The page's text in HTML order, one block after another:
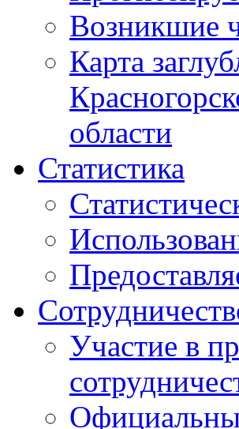
Возникшие
Карта
области
Статистика
Участие в